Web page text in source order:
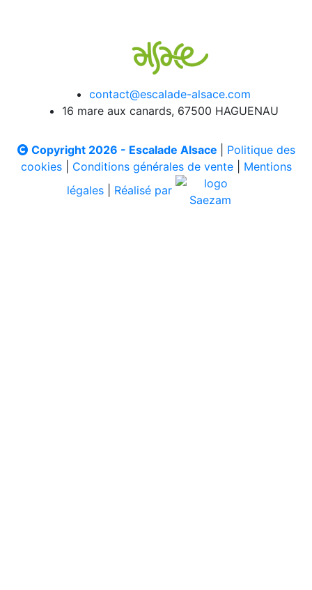
contact@escalade-alsace.com
16 mare aux canards, 67500 HAGUENAU
Copyright 2026 - Escalade Alsace
Politique des
cookies| Conditions générales de vente| Mentions
légales
Réalisé par